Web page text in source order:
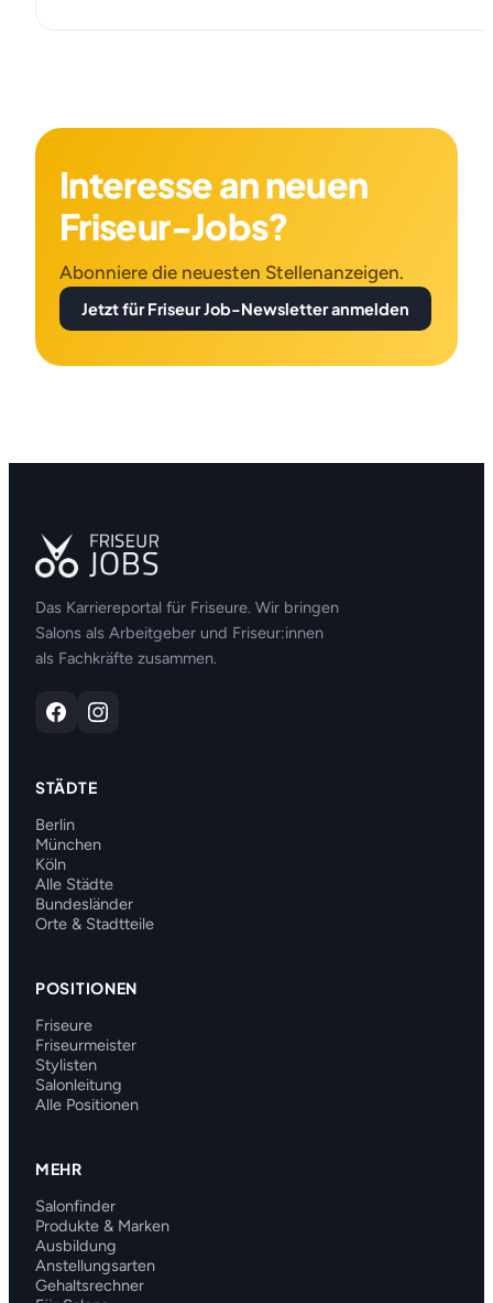
Interesse an neuen
Friseur-Jobs?
Abonniere die neuesten Stellenanzeigen.
Jetzt für Friseur Job-Newsletter anmelden
Das Karriereportal für Friseure. Wir bringen
Salons als Arbeitgeber und Friseur:innen
als Fachkräfte zusammen.
STÄDTE
Berlin
München
Köln
Alle Städte
Bundesländer
Orte & Stadtteile
POSITIONEN
Friseure
Friseurmeister
Stylisten
Salonleitung
Alle Positionen
MEHR
Salonfinder
Produkte & Marken
Ausbildung
Anstellungsarten
Gehaltsrechner